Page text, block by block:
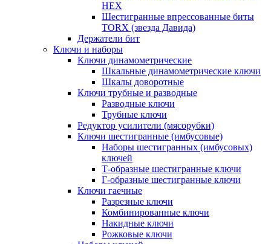
HEX
Шестигранные впрессованные биты
TORX (звезда Давида)
Держатели бит
Ключи и наборы
Ключи динамометрические
Шкальные динамометрические ключи
Шкалы доворотные
Ключи трубные и разводные
Разводные ключи
Трубные ключи
Редуктор усилители (мясорубки)
Ключи шестигранные (имбусовые)
Наборы шестигранных (имбусовых)
ключей
Т-образные шестигранные ключи
Г-образные шестигранные ключи
Ключи гаечные
Разрезные ключи
Комбинированные ключи
Накидные ключи
Рожковые ключи